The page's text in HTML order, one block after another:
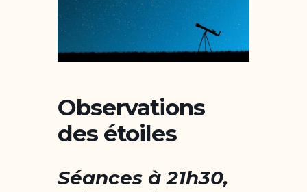
Observations
des étoiles
Séances à 21h30,